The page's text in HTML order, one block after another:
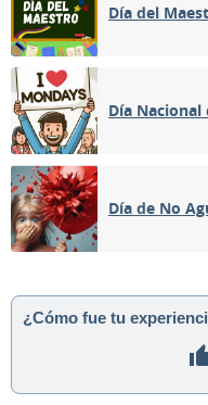
Día del
Día Nacional
Día de No
¿Cómo fue tu